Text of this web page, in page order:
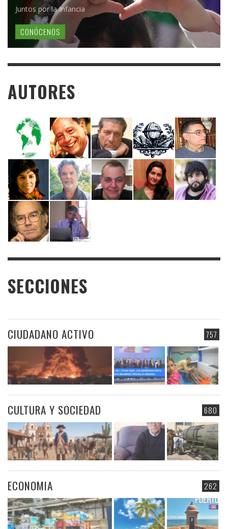
Juntos por la Infancia
CONÓCENOS
AUTORES
SECCIONES
757
CIUDADANO ACTIVO
680
CULTURA Y SOCIEDAD
262
ECONOMIA